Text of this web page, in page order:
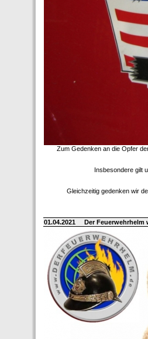
Zum Gedenken an die Opfer
Insbesondere gilt
Gleichzeitig gedenken wir
01.04.2021 Der